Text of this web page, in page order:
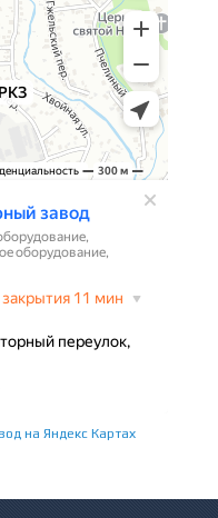
на Яндекс Картах